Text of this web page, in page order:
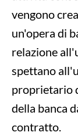
vengono
un'opera di
relazione
spettano
proprietario
della banca
contratto.